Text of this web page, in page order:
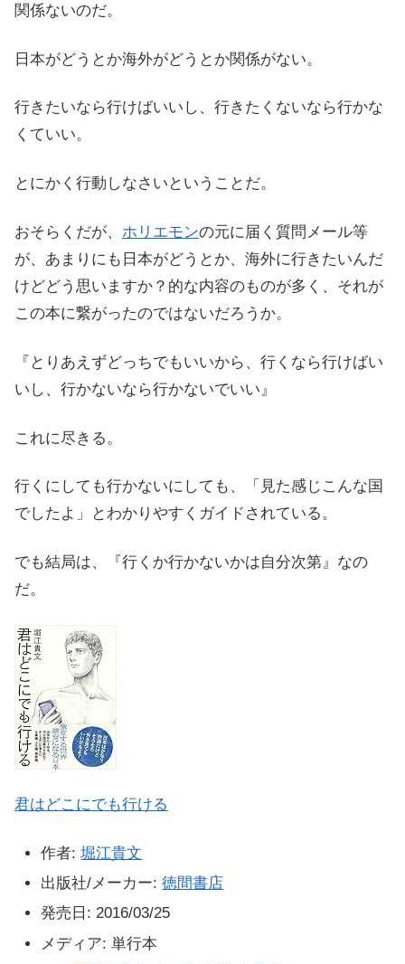
関係ないのだ。
日本がどうとか海外がどうとか関係がない。
行きたいなら行けばいいし、行きたくないなら行かな
くていい。
とにかく行動しなさいということだ。
おそらくだが、 ホリエモンの元に届く質問メール等
が、あまりにも日本がどうとか、海外に行きたいんだ
けどどう思いますか？的な内容のものが多く、それが
この本に繋がったのではないだろうか。
『とりあえずどっちでもいいから、行くなら行けばい
いし、行かないなら行かないでいい』
これに尽きる。
行くにしても行かないにしても、「見た感じこんな国
でしたよ」とわかりやすくガイドされている。
でも結局は、『行くか行かないかは自分次第』なの
だ。
君はどこにでも行ける
作者: 堀江貴文
出版社/メーカー: 徳間書店
発売日: 2016/03/25
メディア: 単行本